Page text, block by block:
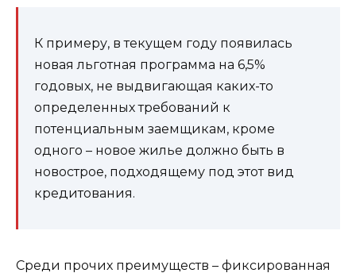
К примеру, в текущем году появилась
новая льготная программа на 6,5%
годовых, не выдвигающая каких-то
определенных требований к
потенциальным заемщикам, кроме
одного – новое жилье должно быть в
новострое, подходящему под этот вид
кредитования.
Среди прочих преимуществ – фиксированная